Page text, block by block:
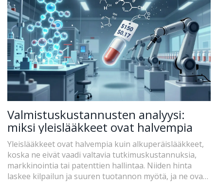
Valmistuskustannusten analyysi:
miksi yleislääkkeet ovat halvempia
Yleislääkkeet ovat halvempia kuin alkuperäislääkkeet,
koska ne eivät vaadi valtavia tutkimuskustannuksia,
markkinointia tai patenttien hallintaa. Niiden hinta
laskee kilpailun ja suuren tuotannon myötä, ja ne ovat